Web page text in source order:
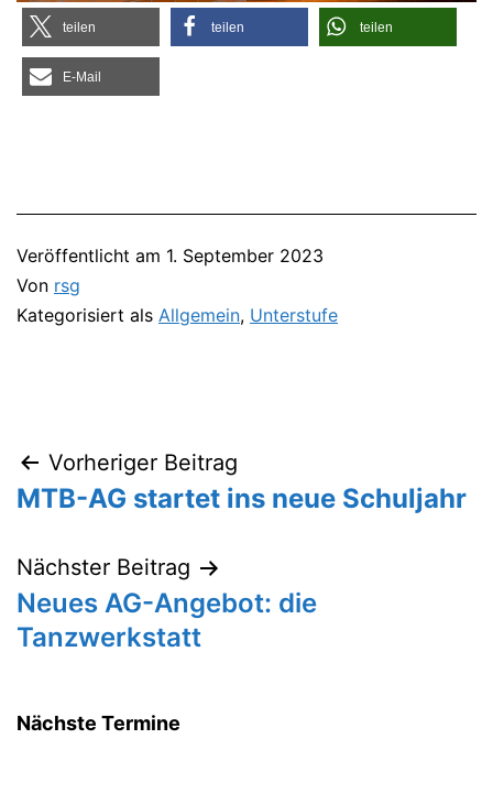
tei­len tei­len tei­len
E‑Mail
Veröffentlicht am 1. September 2023
Von rsg
Kategorisiert als Allgemein, Unterstufe
Beitragsnavigation
Vorheriger Beitrag
MTB-AG startet ins neue Schuljahr
Nächster Beitrag
Neues AG-Angebot: die
Tanzwerkstatt
Nächste Termine